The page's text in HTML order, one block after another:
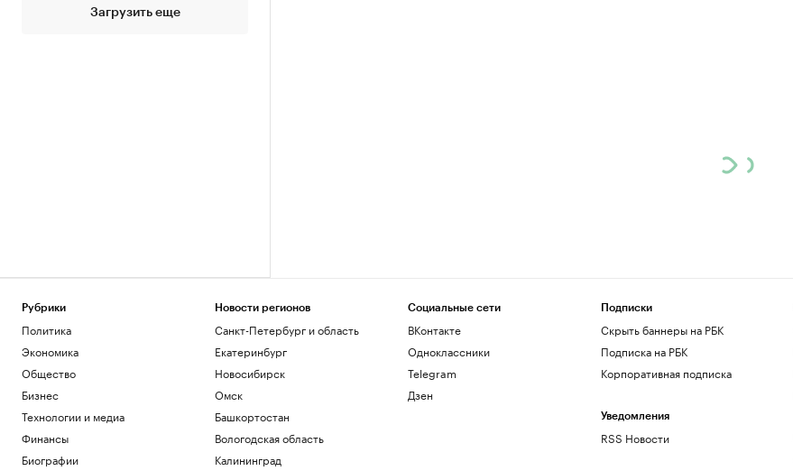
Загрузить еще
Рубрики
Политика
Экономика
Общество
Бизнес
Технологии и медиа
Финансы
Биографии
Новости регионов
Санкт-Петербург и область
Екатеринбург
Новосибирск
Омск
Башкортостан
Вологодская область
Калининград
Социальные сети
ВКонтакте
Одноклассники
Telegram
Дзен
Подписки
Скрыть баннеры на РБК
Подписка на РБК
Корпоративная подписка
Уведомления
RSS Новости